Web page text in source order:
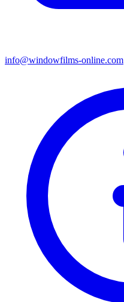
info@windowfilms-online.com